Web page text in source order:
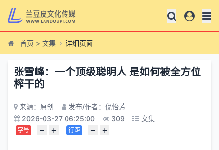
首页 > 文集 详细页面
张雪峰：一个顶级聪明人 是如何被全方位
榨干的
来源：原创
发布/作者：倪怡芳
2026-03-27 06:25:00
309 文集
字号 − + 行距 − +